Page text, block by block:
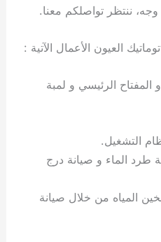
ننتظر تواصلكم معنا.
العيون الأعمال الآتية :
الرئيسي و لمبة
التشغيل.
طرد الماء و صيانة درج
المياه من خلال صيانة